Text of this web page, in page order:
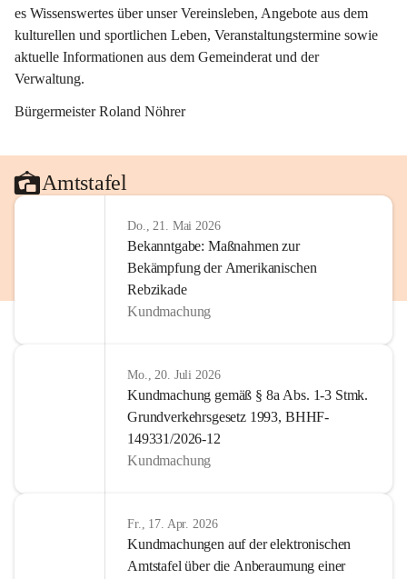
es Wissenswertes über unser Vereinsleben, Angebote aus dem
kulturellen und sportlichen Leben, Veranstaltungstermine sowie
aktuelle Informationen aus dem Gemeinderat und der
Verwaltung.
Bürgermeister Roland Nöhrer
Amtstafel
Do., 21. Mai 2026
Bekanntgabe: Maßnahmen zur
Bekämpfung der Amerikanischen
Rebzikade
Kundmachung
Mo., 20. Juli 2026
Kundmachung gemäß § 8a Abs. 1-3 Stmk.
Grundverkehrsgesetz 1993, BHHF-
149331/2026-12
Kundmachung
Fr., 17. Apr. 2026
Kundmachungen auf der elektronischen
Amtstafel über die Anberaumung einer